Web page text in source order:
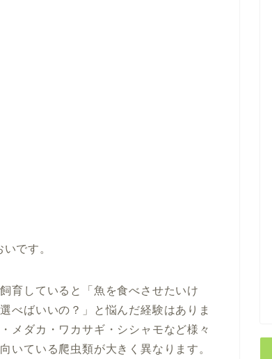
です。
育していると「魚を食べさせたいけ
べばいいの？」と悩んだ経験はありま
メダカ・ワカサギ・シシャモなど様々
いている爬虫類が大きく異なります。